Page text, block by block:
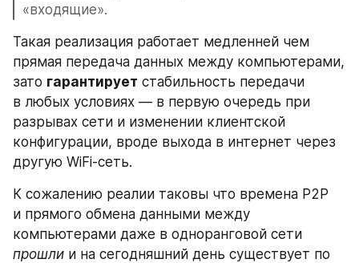
«входящие».
Такая реализация работает медленней чем
прямая передача данных между компьютерами,
зато гарантирует стабильность передачи
в любых условиях — в первую очередь при
разрывах сети и изменении клиентской
конфигурации, вроде выхода в интернет через
другую WiFi-сеть.
К сожалению реалии таковы что времена P2P
и прямого обмена данными между
прошли и на сегодняшний день существует по